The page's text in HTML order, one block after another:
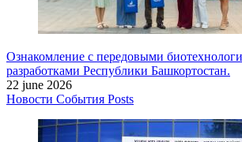
Ознакомление с передовыми
разработками Республики Башкортостан.
22 june 2026
Новости События Posts